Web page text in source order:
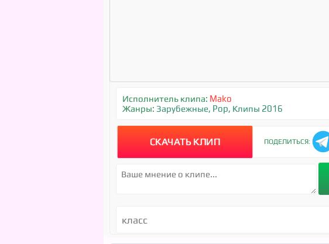
Исполнитель клипа: Mako
Жанры: Зарубежные, Pop, Клипы 2016
СКАЧАТЬ КЛИП ПОДЕЛИТЬСЯ:
класс